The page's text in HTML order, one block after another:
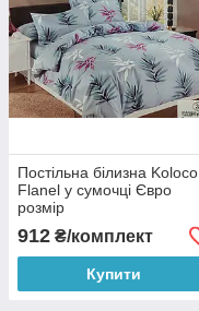
Постільна білизна Koloco
Flanel у сумочці Євро
розмір
912 ₴/комплект
Купити